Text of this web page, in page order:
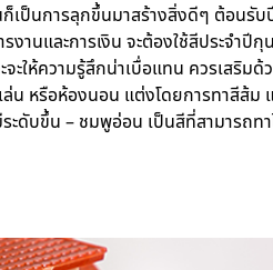
ป็นการลุกขึ้นมาสร้างสิ่งดีๆ ต้อนรับ
านและการเงิน จะต้องใช้สีประจำปี
ะให้ความรู้สึกน่าเบื่อแทน ควรเสริม
น หรือห้องนอน แต่งโดยการทาสีส้ม
ะดับขึ้น – ชมพูอ่อน เป็นสีที่สามารถท